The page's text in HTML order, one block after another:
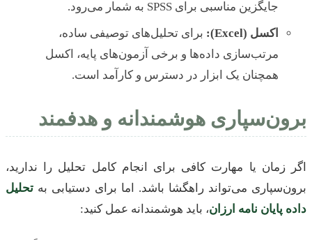
جایگزین مناسبی برای SPSS به شمار می‌رود.
اکسل (Excel):
برای تحلیل‌های توصیفی ساده،
مرتب‌سازی داده‌ها و برخی آزمون‌های پایه، اکسل
همچنان یک ابزار در دسترس و کارآمد است.
برون‌سپاری هوشمندانه و هدفمند
اگر زمان یا مهارت کافی برای انجام کامل تحلیل را ندارید،
برون‌سپاری می‌تواند راهگشا باشد. اما برای دستیابی به تحلیل
داده پایان نامه ارزان، باید هوشمندانه عمل کنید: